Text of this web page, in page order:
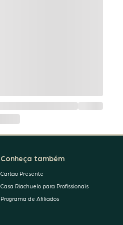
Conheça também
Cartão Presente
Casa Riachuelo para Profissionais
Programa de Afiliados